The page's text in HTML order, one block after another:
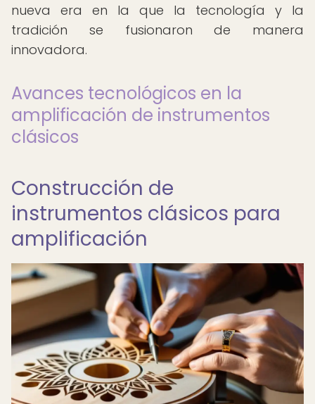
nueva era en la que la tecnología y la
tradición se fusionaron de manera
innovadora.
Avances tecnológicos en la
amplificación de instrumentos
clásicos
Construcción de
instrumentos clásicos para
amplificación